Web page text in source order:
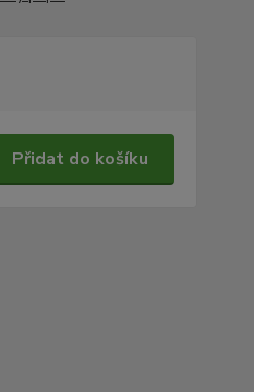
Přidat do košíku